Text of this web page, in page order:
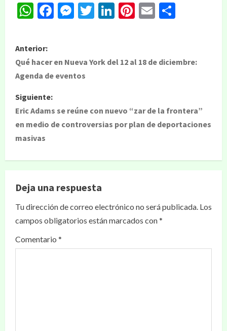
WhatsApp
Facebook
Messenger
Twitter
LinkedIn
Pinterest
Email
Anterior:
Qué hacer en Nueva York del 12 al 18 de diciembre:
Agenda de eventos
Siguiente:
Eric Adams se reúne con nuevo “zar de la frontera”
en medio de controversias por plan de deportaciones
masivas
Deja una respuesta
Tu dirección de correo electrónico no será publicada. Los
campos obligatorios están marcados con*
Comentario *